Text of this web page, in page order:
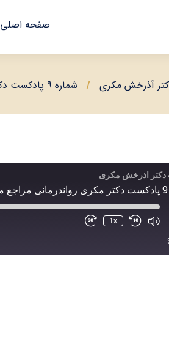
صفحه اصلی
آذرخش مکری شماره 9 پادکست دکتر مکری رواندرمانی مراجع محور بهمن 1394
دکتر آذرخش مکری
1x